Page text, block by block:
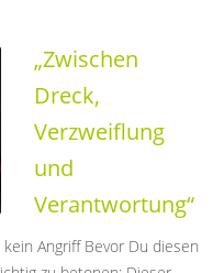
„Zwischen
Dreck,
Verzweiflung
und
Verantwortung“
Angriff Bevor Du diesen